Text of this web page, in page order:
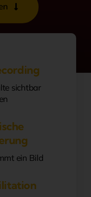
sichtbar
ein Bild